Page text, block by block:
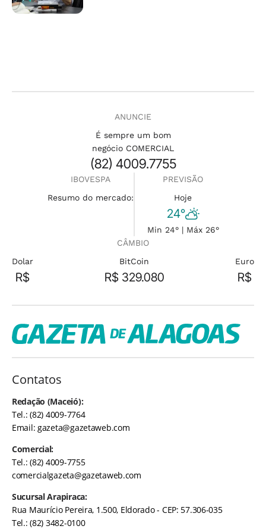
ANUNCIE
É sempre um bom
negócio COMERCIAL
(82) 4009.7755
IBOVESPA
Resumo do mercado:
PREVISÃO
Hoje
24°
Min 24° | Máx 26°
CÂMBIO
Dolar
R$
BitCoin
R$ 329.080
Euro
R$
Contatos
Redação (Maceió):
Tel.: (82) 4009-7764
Email:gazeta@gazetaweb.com
Comercial:
Tel.: (82) 4009-7755
comercialgazeta@gazetaweb.com
Sucursal Arapiraca:
Rua Maurício Pereira, 1.500, Eldorado - CEP: 57.306-035
Tel.: (82) 3482-0100